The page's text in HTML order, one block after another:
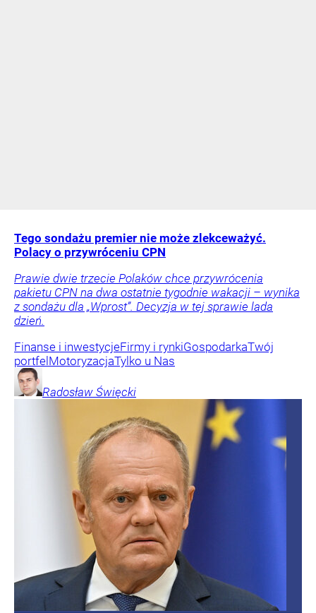
Tego sondażu premier nie może zlekceważyć.
Polacy o przywróceniu CPN
Prawie dwie trzecie Polaków chce przywrócenia
pakietu CPN na dwa ostatnie tygodnie wakacji – wynika
z sondażu dla „Wprost”. Decyzja w tej sprawie lada
dzień.
Finanse i inwestycjeFirmy i rynkiGospodarkaTwój
portfel MotoryzacjaTylko u Nas
Radosław Święcki